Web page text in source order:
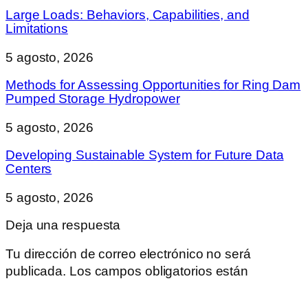
Large Loads: Behaviors, Capabilities, and
Limitations
5 agosto, 2026
Methods for Assessing Opportunities for Ring Dam
Pumped Storage Hydropower
5 agosto, 2026
Developing Sustainable System for Future Data
Centers
5 agosto, 2026
Deja una respuesta
Tu dirección de correo electrónico no será
publicada. Los campos obligatorios están